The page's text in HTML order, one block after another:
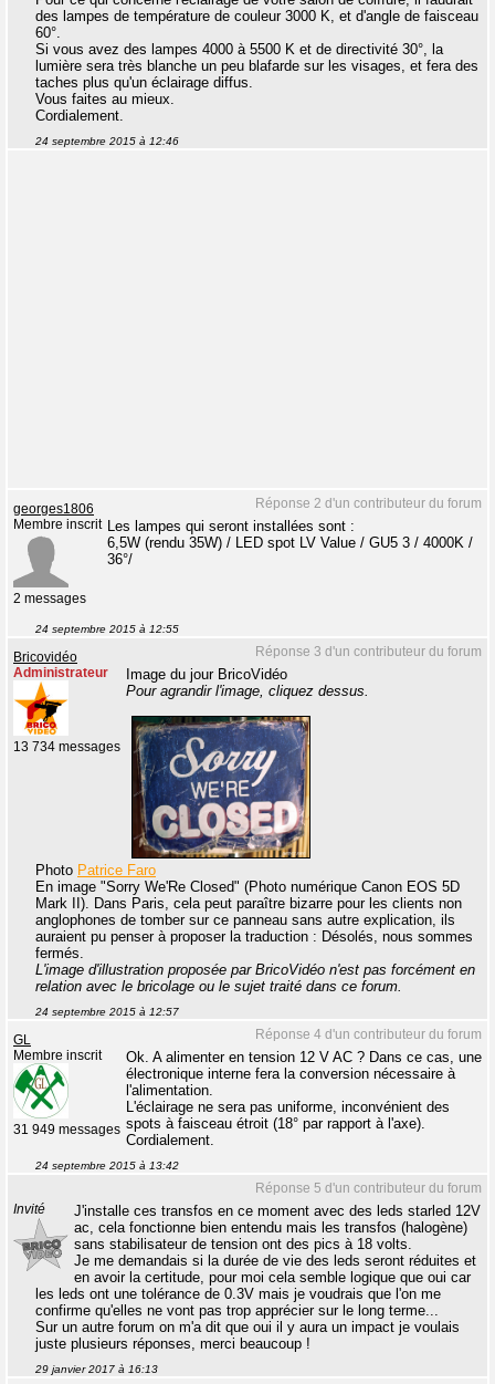
des lampes de température de couleur 3000 K, et d'angle de faisceau
60°.
Si vous avez des lampes 4000 à 5500 K et de directivité 30°, la
lumière sera très blanche un peu blafarde sur les visages, et fera des
taches plus qu'un éclairage diffus.
Vous faites au mieux.
Cordialement.
24 septembre 2015 à 12:46
Réponse 2 d'un contributeur du forum
georges1806
Membre inscrit
2 messages
Les lampes qui seront installées sont :
6,5W (rendu 35W) / LED spot LV Value / GU5 3 / 4000K /
36°/
24 septembre 2015 à 12:55
Réponse 3 d'un contributeur du forum
Bricovidéo
Administrateur
13 734 messages
Image du jour BricoVidéo
Pour agrandir l'image, cliquez dessus.
Photo Patrice Faro
En image "Sorry We'Re Closed" (Photo numérique Canon EOS 5D
Mark II). Dans Paris, cela peut paraître bizarre pour les clients non
anglophones de tomber sur ce panneau sans autre explication, ils
auraient pu penser à proposer la traduction : Désolés, nous sommes
fermés.
L'image d'illustration proposée par BricoVidéo n'est pas forcément en
relation avec le bricolage ou le sujet traité dans ce forum.
24 septembre 2015 à 12:57
Réponse 4 d'un contributeur du forum
GL
Membre inscrit
31 949 messages
Ok. A alimenter en tension 12 V AC ? Dans ce cas, une
électronique interne fera la conversion nécessaire à
l'alimentation.
L'éclairage ne sera pas uniforme, inconvénient des
spots à faisceau étroit (18° par rapport à l'axe).
Cordialement.
24 septembre 2015 à 13:42
Réponse 5 d'un contributeur du forum
Invité
J'installe ces transfos en ce moment avec des leds starled 12V
ac, cela fonctionne bien entendu mais les transfos (halogène)
sans stabilisateur de tension ont des pics à 18 volts.
Je me demandais si la durée de vie des leds seront réduites et
en avoir la certitude, pour moi cela semble logique que oui car
les leds ont une tolérance de 0.3V mais je voudrais que l'on me
confirme qu'elles ne vont pas trop apprécier sur le long terme...
Sur un autre forum on m'a dit que oui il y aura un impact je voulais
juste plusieurs réponses, merci beaucoup !
29 janvier 2017 à 16:13